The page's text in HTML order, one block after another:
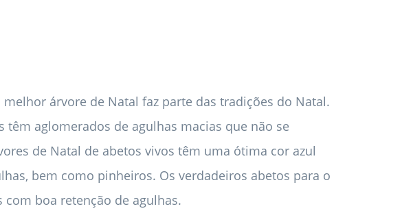
árvore de Natal faz parte das tradições do Natal.
têm aglomerados de agulhas macias que não se
de Natal de abetos vivos têm uma ótima cor azul
bem como pinheiros. Os verdadeiros abetos para o
com boa retenção de agulhas.